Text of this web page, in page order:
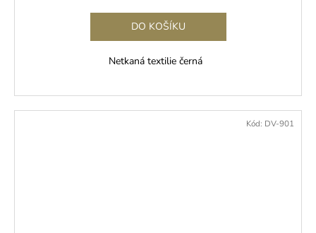
DO KOŠÍKU
Netkaná textilie černá
Kód: DV-901